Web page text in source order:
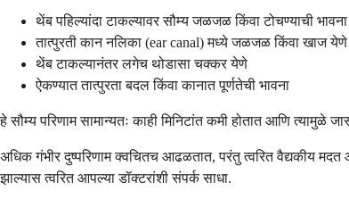
थेंब पहिल्यांदा टाकल्यावर सौम्य जळजळ किंवा टोचण्याची भावना
तात्पुरती कान नलिका (ear canal) मध्ये जळजळ किंवा खाज येणे
थेंब टाकल्यानंतर लगेच थोडासा चक्कर येणे
ऐकण्यात तात्पुरता बदल किंवा कानात पूर्णतेची भावना
हे सौम्य परिणाम सामान्यतः काही मिनिटांत कमी होतात आणि त्यामुळे
अधिक गंभीर दुष्परिणाम क्वचितच आढळतात, परंतु त्वरित वैद्यकीय
झाल्यास त्वरित आपल्या डॉक्टरांशी संपर्क साधा.